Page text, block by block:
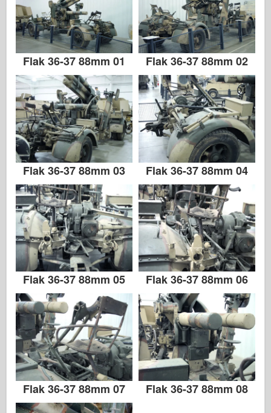
Jemné formy
Síly udatí
Friulmodel
Hasegawa
Heller
HobbyBoss
Modely IBG
Icm
Italeri
Legenda
Meng Model
Tamiya
Tristar
Trumpetista
Zvezda
Alba-Fotky
Procházka kolem
Knihy
Dvd
Kontakt
Flak 36-37 88mm 01 Flak 36-37 88mm 02
Flak 36-37 88mm 03 Flak 36-37 88mm 04
Flak 36-37 88mm 05 Flak 36-37 88mm 06
Flak 36-37 88mm 07 Flak 36-37 88mm 08